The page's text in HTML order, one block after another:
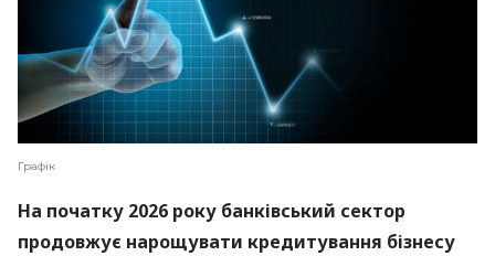
Графік
На початку 2026 року банківський сектор
продовжує нарощувати кредитування бізнесу